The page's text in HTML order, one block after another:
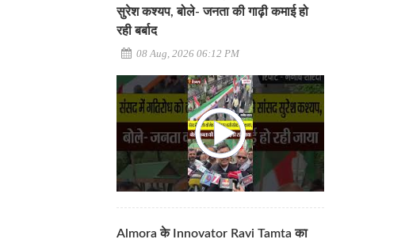
सुरेश कश्यप, बोले- जनता की गाढ़ी कमाई हो
रही बर्बाद
08 Aug, 2026 06:12 PM
Almora के Innovator Ravi Tamta का